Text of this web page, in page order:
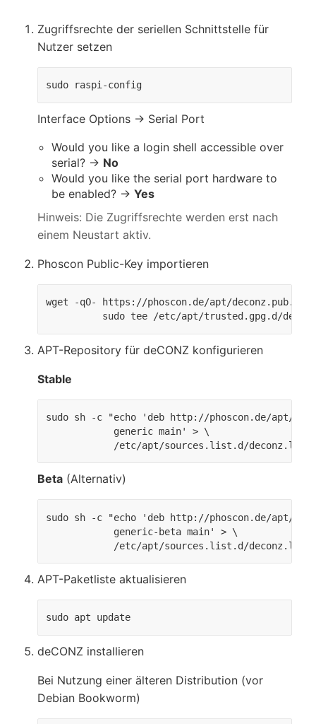
Zugriffsrechte der seriellen Schnittstelle für
Nutzer setzen
sudo raspi-config
Interface Options → Serial Port
Would you like a login shell accessible over
serial? → No
Would you like the serial port hardware to
be enabled? → Yes
Hinweis: Die Zugriffsrechte werden erst nach
einem Neustart aktiv.
Phoscon Public-Key importieren
wget -qO- https://phoscon.de/apt/
sudo tee /etc/apt/trusted.gpg.d/
APT-Repository für deCONZ konfigurieren
Stable
sudo sh -c "echo 'deb http://phoscon.de/apt/
            generic main' > \
            /etc/apt/sources.list.d/deconz.list"
Beta(Alternativ)
sudo sh -c "echo 'deb http://phoscon.de/apt/
            generic-beta main' > \
            /etc/apt/sources.list.d/deconz.list"
APT-Paketliste aktualisieren
sudo apt update
deCONZ installieren
Bei Nutzung einer älteren Distribution (vor
Debian Bookworm)